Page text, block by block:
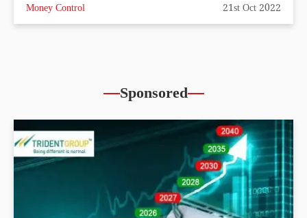
Money Control 21st Oct 2022
Sponsored